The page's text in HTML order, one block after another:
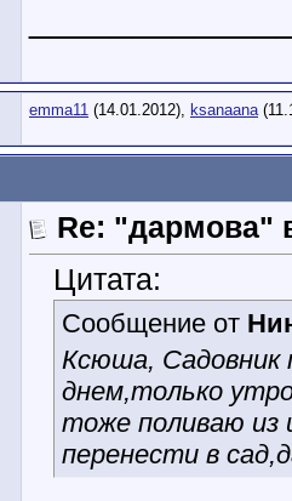
emma11 (14.01.2012), ksanaana
Re: "дармова"
Цитата:
Сообщение от
Ксюша, Садовник
днем,только
тоже поливаю из
перенести в